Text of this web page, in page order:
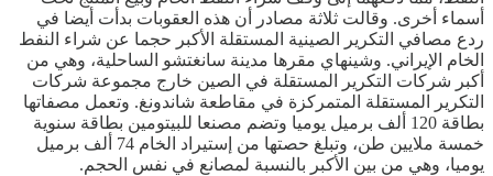
أسماء أخرى. وقالت ثلاثة مصادر أن هذه العقوبات بدأت أيضا في
ردع مصافي التكرير الصينية المستقلة الأكبر حجما عن شراء النفط
الخام الإيراني. وشينهاي مقرها مدينة سانغتشو الساحلية، وهي من
أكبر شركات التكرير المستقلة في الصين خارج مجموعة شركات
التكرير المستقلة المتمركزة في مقاطعة شاندونغ. وتعمل مصفاتها
بطاقة 120 ألف برميل يوميا وتضم مصنعا للبيتومين بطاقة سنوية
خمسة ملايين طن، وتبلغ حصتها من إستيراد الخام 74 ألف برميل
يوميا، وهي من بين الأكبر بالنسبة لمصانع في نفس الحجم.